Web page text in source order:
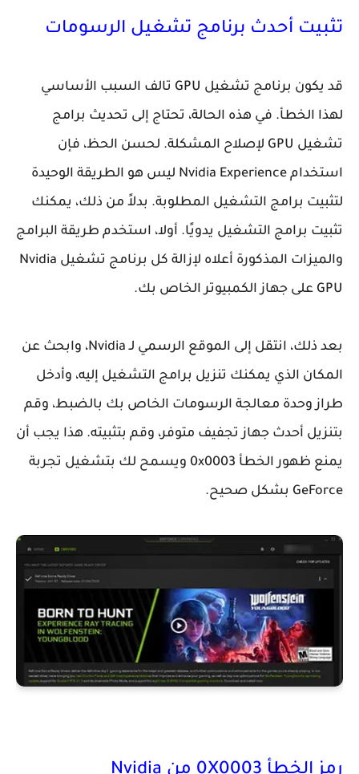
تثبيت أحدث برنامج تشغيل الرسومات
قد يكون برنامج تشغيل GPU تالف السبب الأساسي
لهذا الخطأ. في هذه الحالة، تحتاج إلى تحديث برامج
تشغيل GPU لإصلاح المشكلة. لحسن الحظ، فإن
استخدام Nvidia Experience ليس هو الطريقة الوحيدة
لتثبيت برامج التشغيل المطلوبة. بدلاً من ذلك، يمكنك
تثبيت برامج التشغيل يدويًا. أولا، استخدم طريقة البرامج
والميزات المذكورة أعلاه لإزالة كل برنامج تشغيل Nvidia
GPU على جهاز الكمبيوتر الخاص بك.
بعد ذلك، انتقل إلى الموقع الرسمي لـ Nvidia، وابحث عن
المكان الذي يمكنك تنزيل برامج التشغيل إليه، وأدخل
طراز وحدة معالجة الرسومات الخاص بك بالضبط، وقم
بتنزيل أحدث جهاز تجفيف متوفر، وقم بتثبيته. هذا يجب أن
يمنع ظهور الخطأ 0x0003 ويسمح لك بتشغيل تجربة
GeForce بشكل صحيح.